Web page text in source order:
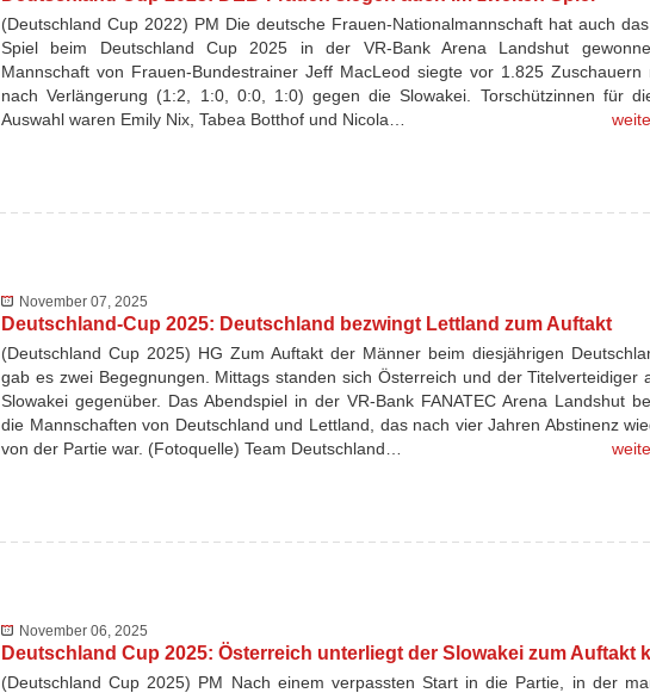
(Deutschland Cup 2022) PM Die deutsche Frauen-Nationalmannschaft hat auch
Spiel beim Deutschland Cup 2025 in der VR-Bank Arena Landshut
Mannschaft von Frauen-Bundestrainer Jeff MacLeod siegte vor 1.825 Zuschauern
nach Verlängerung (1:2, 1:0, 0:0, 1:0) gegen die Slowakei. Torschützinnen für
Auswahl waren Emily Nix, Tabea Botthof und Nicola…
November 07, 2025
Deutschland-Cup 2025: Deutschland bezwingt Lettland zum Auftakt
(Deutschland Cup 2025) HG Zum Auftakt der Männer beim diesjährigen
gab es zwei Begegnungen. Mittags standen sich Österreich und der Titelverteidiger
Slowakei gegenüber. Das Abendspiel in der VR-Bank FANATEC Arena Landshut
die Mannschaften von Deutschland und Lettland, das nach vier Jahren Abstinenz
von der Partie war. (Fotoquelle) Team Deutschland…
November 06, 2025
Deutschland Cup 2025: Österreich unterliegt der Slowakei zum Auftakt
(Deutschland Cup 2025) PM Nach einem verpassten Start in die Partie, in der